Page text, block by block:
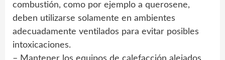
combustión, como por ejemplo a querosene,
deben utilizarse solamente en ambientes
adecuadamente ventilados para evitar posibles
intoxicaciones.